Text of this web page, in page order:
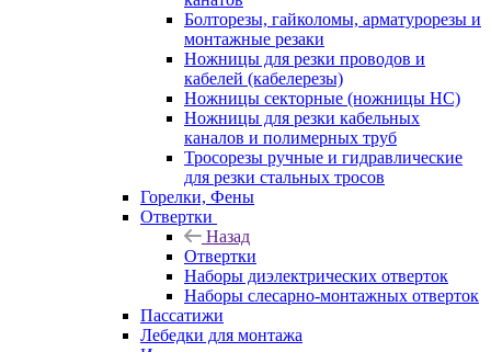
Болторезы, гайколомы, арматурорезы и
монтажные резаки
Ножницы для резки проводов и
кабелей (кабелерезы)
Ножницы секторные (ножницы НС)
Ножницы для резки кабельных
каналов и полимерных труб
Тросорезы ручные и гидравлические
для резки стальных тросов
Горелки, Фены
Отвертки
Назад
Отвертки
Наборы диэлектрических отверток
Наборы слесарно-монтажных отверток
Пассатижи
Лебедки для монтажа